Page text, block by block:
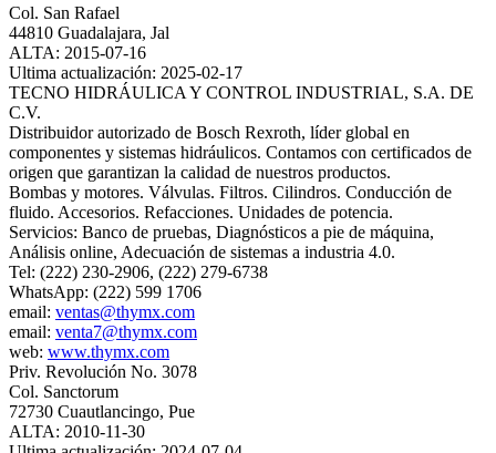
Col. San Rafael
44810 Guadalajara, Jal
ALTA: 2015-07-16
Ultima actualización: 2025-02-17
TECNO HIDRÁULICA Y CONTROL INDUSTRIAL, S.A. DE
C.V.
Distribuidor autorizado de Bosch Rexroth, líder global en
componentes y sistemas hidráulicos. Contamos con certificados de
origen que garantizan la calidad de nuestros productos.
Bombas y motores. Válvulas. Filtros. Cilindros. Conducción de
fluido. Accesorios. Refacciones. Unidades de potencia.
Servicios: Banco de pruebas, Diagnósticos a pie de máquina,
Análisis online, Adecuación de sistemas a industria 4.0.
Tel: (222) 230-2906, (222) 279-6738
WhatsApp: (222) 599 1706
email: ventas@thymx.com
email: venta7@thymx.com
web: www.thymx.com
Priv. Revolución No. 3078
Col. Sanctorum
72730 Cuautlancingo, Pue
ALTA: 2010-11-30